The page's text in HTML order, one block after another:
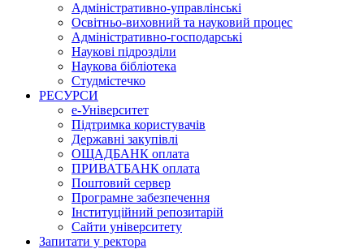
Адміністративно-управлінські
Освітньо-виховний та науковий процес
Адміністративно-господарські
Наукові підрозділи
Наукова бібліотека
Студмістечко
РЕСУРСИ
е-Університет
Підтримка користувачів
Державні закупівлі
ОЩАДБАНК оплата
ПРИВАТБАНК оплата
Поштовий сервер
Програмне забезпечення
Інституційний репозитарій
Сайти університету
Запитати у ректора